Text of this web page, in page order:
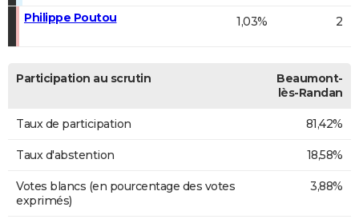
Philippe Poutou 1,03% 2
Participation au scrutin
Beaumont-
lès-Randan
Taux de participation 81,42%
Taux d'abstention 18,58%
Votes blancs (en pourcentage des votes
exprimés)
3,88%